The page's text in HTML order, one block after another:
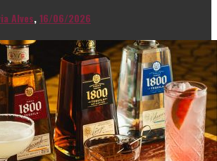
Alves,16/06/2026